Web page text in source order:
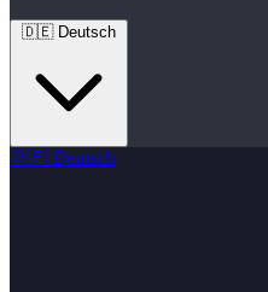
🇩🇪 Deutsch
🇩🇪 Deutsch